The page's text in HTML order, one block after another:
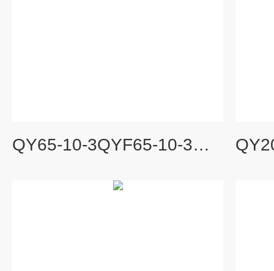
QY65-10-3QYF65-10-3不锈钢潜水泵